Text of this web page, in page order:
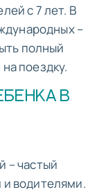
с 7 лет. В
–
полный
поездку.
В
– частый
водителями.